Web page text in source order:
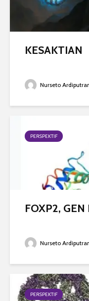
KESAKTIAN
Nurseto
PERSPEKTIF
FOXP2,
Nurseto
PERSPEKTIF